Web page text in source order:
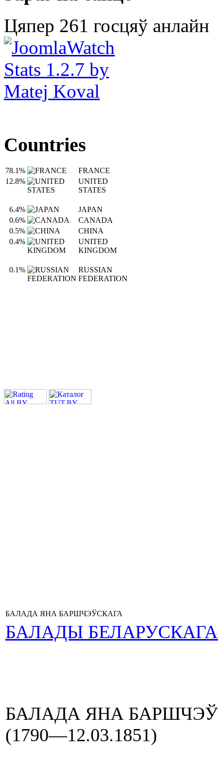
Цяпер 261 госцяў анлайн
Countries
78.1%
FRANCE
12.8%
UNITED
STATES
6.4%
JAPAN
0.6%
CANADA
0.5%
CHINA
0.4%
UNITED
KINGDOM
0.1%
RUSSIAN
FEDERATION
БАЛАДА ЯНА БАРШЧЭЎСКАГА
БАЛАДЫ
БАЛАДА ЯНА
(1790—12.03.1851)